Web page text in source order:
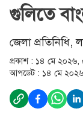
গুলিতে
জেলা প্রতিনিধি,
প্রকাশ : ১৪ মে
আপডেট : ১৪ মে